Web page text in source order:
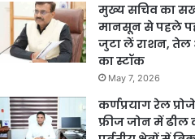
मुख्य सचिव का
मानसून से पहले
जुटा लें राशन,
का स्टॉक
May 7, 2026
कर्णप्रयाग रेल
फ्रीज जोन में ढील